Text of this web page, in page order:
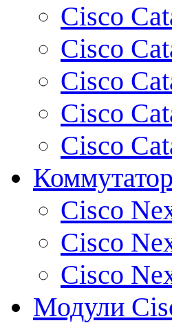
Cisco
Cisco
Cisco
Cisco
Cisco
Cisco
Cisco
Cisco
Модули